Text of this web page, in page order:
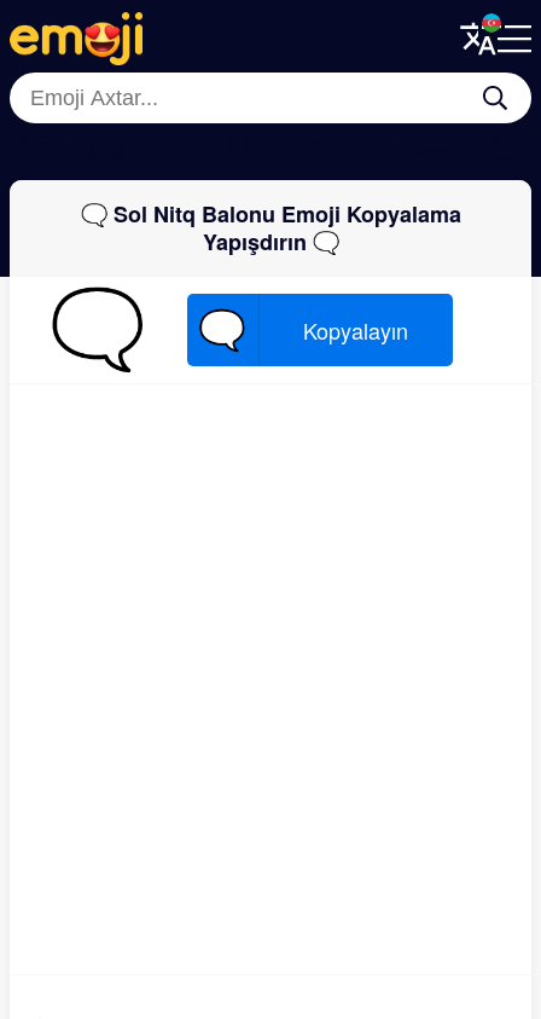
Menu
Close
Menu
Close
🗨 Sol Nitq Balonu Emoji Kopyalama
Yapışdırın 🗨
🗨 🗨 Kopyalayın